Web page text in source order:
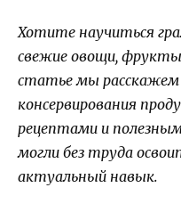
Хотите научиться
свежие овощи,
статье мы расскажем
консервирования
рецептами и
могли без труда
актуальный навык.